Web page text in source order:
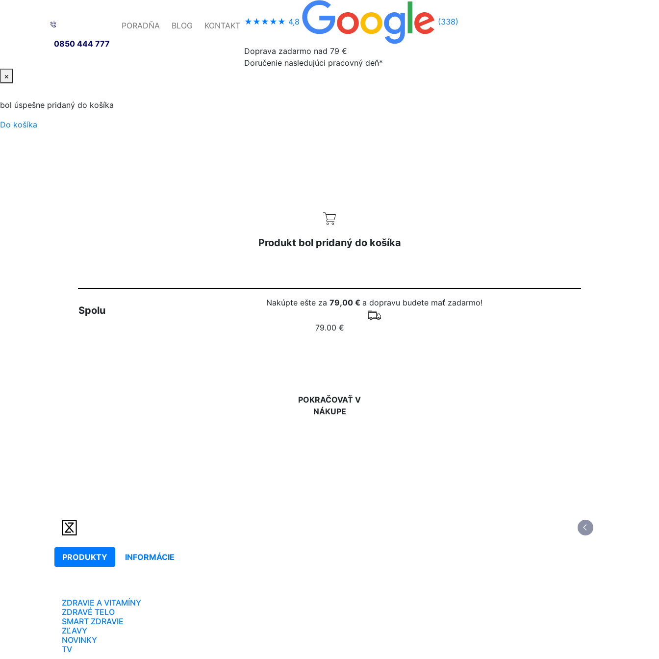
0850 444 777
PORADŇA BLOG KONTAKT ★★★★★ 4,8 (338)
Doprava zadarmo nad 79 €
Doručenie nasledujúci pracovný deň*
×
bol úspešne pridaný do košíka
Do košíka
Produkt bol pridaný do košíka
Spolu
Nakúpte ešte za 79,00 € a dopravu budete mať zadarmo!
79.00 €
POKRAČOVAŤ V
NÁKUPE
PRODUKTY INFORMÁCIE
ZDRAVIE A VITAMÍNY
ZDRAVÉ TELO
SMART ZDRAVIE
ZĽAVY
NOVINKY
TV